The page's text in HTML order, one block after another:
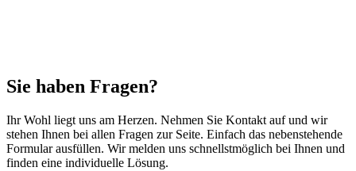
Sie haben Fragen?
Ihr Wohl liegt uns am Herzen. Nehmen Sie Kontakt auf und wir
stehen Ihnen bei allen Fragen zur Seite. Einfach das nebenstehende
Formular ausfüllen. Wir melden uns schnellstmöglich bei Ihnen und
finden eine individuelle Lösung.